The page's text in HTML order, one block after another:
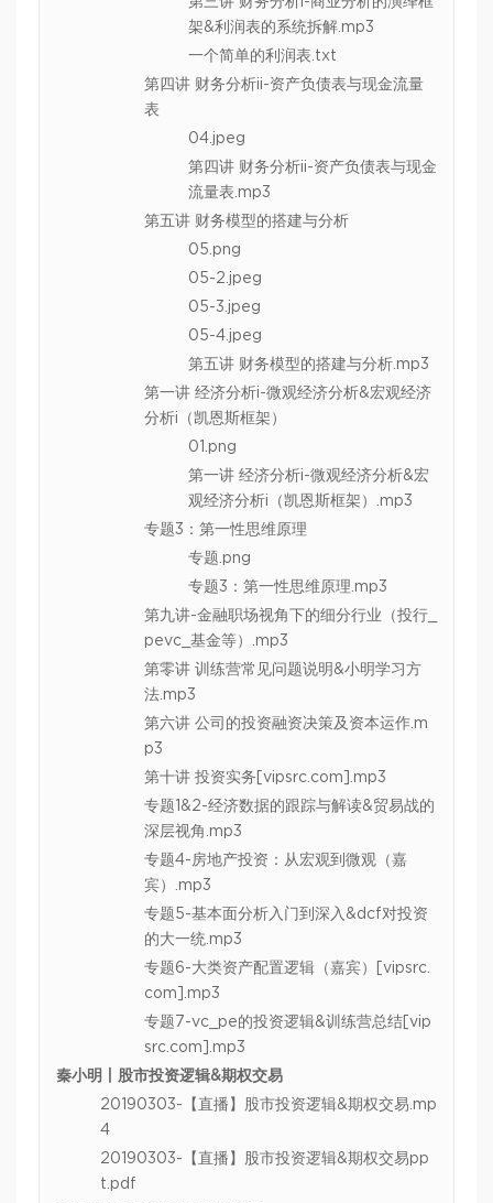
架&利润表的系统拆解.mp3
一个简单的利润表.txt
第四讲 财务分析ii-资产负债表与现金流量
表
04.jpeg
第四讲 财务分析ii-资产负债表与现金
流量表.mp3
第五讲 财务模型的搭建与分析
05.png
05-2.jpeg
05-3.jpeg
05-4.jpeg
第五讲 财务模型的搭建与分析.mp3
第一讲 经济分析i-微观经济分析&宏观经济
分析i（凯恩斯框架）
01.png
第一讲 经济分析i-微观经济分析&宏
观经济分析i（凯恩斯框架）.mp3
专题3：第一性思维原理
专题.png
专题3：第一性思维原理.mp3
第九讲-金融职场视角下的细分行业（投行_
pevc_基金等）.mp3
第零讲 训练营常见问题说明&小明学习方
法.mp3
第六讲 公司的投资融资决策及资本运作.m
p3
第十讲 投资实务[vipsrc.com].mp3
专题1&2-经济数据的跟踪与解读&贸易战的
深层视角.mp3
专题4-房地产投资：从宏观到微观（嘉
宾）.mp3
专题5-基本面分析入门到深入&dcf对投资
的大一统.mp3
专题6-大类资产配置逻辑（嘉宾）[vipsrc.
com].mp3
专题7-vc_pe的投资逻辑&训练营总结[vip
src.com].mp3
秦小明丨股市投资逻辑&期权交易
20190303-【直播】股市投资逻辑&期权交易.mp
4
20190303-【直播】股市投资逻辑&期权交易pp
t.pdf